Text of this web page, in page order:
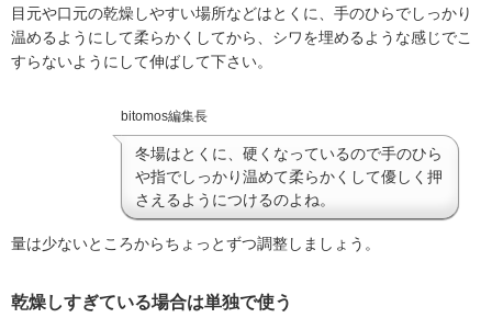
目元や口元の乾燥しやすい場所などはとくに、手のひらでしっかり
温めるようにして柔らかくしてから、シワを埋めるような感じでこ
すらないようにして伸ばして下さい。
bitomos編集長
冬場はとくに、硬くなっているので手のひら
や指でしっかり温めて柔らかくして優しく押
さえるようにつけるのよね。
量は少ないところからちょっとずつ調整しましょう。
乾燥しすぎている場合は単独で使う